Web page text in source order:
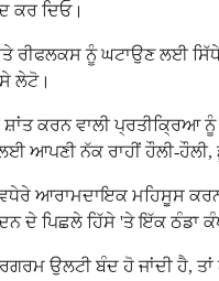
ਕਰ ਦਿਓ।
ਰੀਫਲਕਸ ਨੂੰ ਘਟਾਉਣ ਲਈ
ਲੇਟੋ।
ਸ਼ਾਂਤ ਕਰਨ ਵਾਲੀ
ਆਪਣੀ ਨੱਕ ਰਾਹੀਂ ਹੌਲੀ-ਹੌਲੀ,
ਵਧੇਰੇ ਆਰਾਮਦਾਇਕ ਮਹਿਸੂਸ
ਦੇ ਪਿਛਲੇ ਹਿੱਸੇ 'ਤੇ ਇੱਕ ਠੰਡਾ
ਉਲਟੀ ਬੰਦ ਹੋ ਜਾਂਦੀ ਹੈ,